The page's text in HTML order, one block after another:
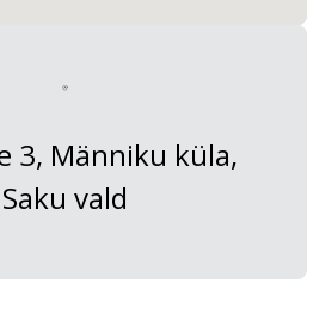
3, Männiku küla,
Saku vald